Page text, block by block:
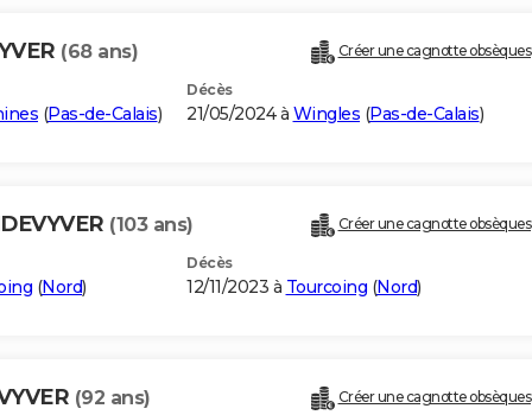
(68 ans) Créer une cagnotte obsèques
(Pas-de-Calais)
Décès
21/05/2024 à Wingles (Pas-de-Calais)
(103 ans) Créer une cagnotte obsèques
(Nord)
Décès
12/11/2023 à Tourcoing (Nord)
(92 ans) Créer une cagnotte obsèques